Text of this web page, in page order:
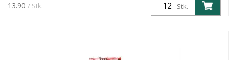
Stk.
13.90 / Stk.